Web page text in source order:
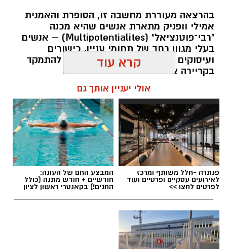
בהרצאה מעוררת מחשבה זו, הסופרת והאמנית
אמילי וופניק מתארת אנשים שהיא מכנה
"רבי־פוטנציאל" (Multipotentialites) – אנשים
בעלי מגוון רחב של תחומי עניין, כישורים
ועיסוקים שונים לאורך חייהם, במקום להתמקד
בקריירה אחת בלבד.
האם גם אתם כאלה?
אלדה נתנאל / 09:20 07.08.26
קרא עוד
אולי יעניין אותך גם
פנתרה -חלל משותף ומרכז
לאירועים עסקיים ופרטיים ועוד
לפרטים לחצו >>
המבצע החם של העונה:
חודשיים + חודש מתנה (כולל
החגים!) בקאנטרי ראשון לציון